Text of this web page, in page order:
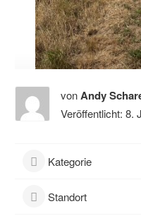
vonAndy
Veröffentlicht: 8.
Kategorie
Standort